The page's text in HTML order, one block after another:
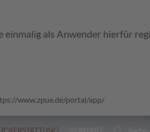
einmalig als Anwender hierfür
www.zpue.de/portal/app/